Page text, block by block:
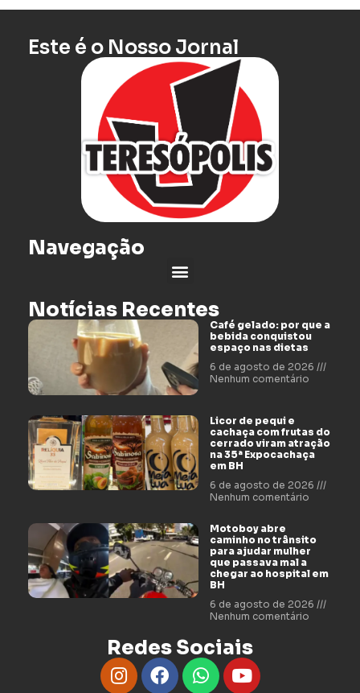
Este é o Nosso Jornal
Navegação
Notícias Recentes
Café gelado: por que a
bebida conquistou
espaço nas dietas
6 de agosto de 2026
Nenhum comentário
Licor de pequi e
cachaça com frutas do
cerrado viram atração
na 35ª Expocachaça
em BH
6 de agosto de 2026
Nenhum comentário
Motoboy abre
caminho no trânsito
para ajudar mulher
que passava mal a
chegar ao hospital em
BH
6 de agosto de 2026
Nenhum comentário
Redes Sociais